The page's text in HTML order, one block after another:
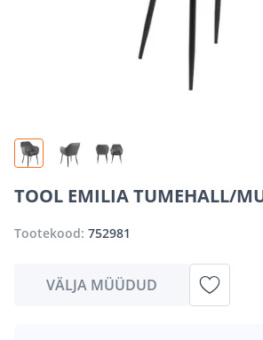
TOOL EMILIA TUMEHALL/
Tootekood: 752981
VÄLJA MÜÜDUD